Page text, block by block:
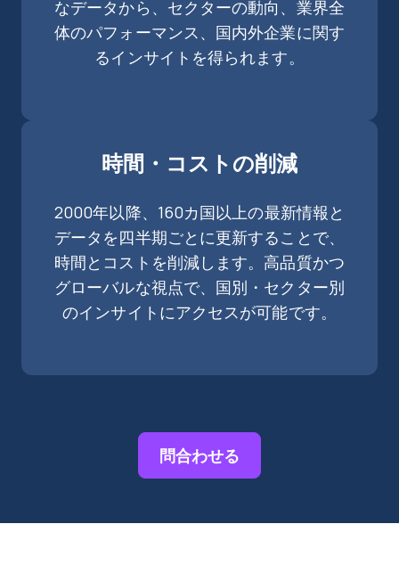
なデータから、セクターの動向、業界全
体のパフォーマンス、国内外企業に関す
るインサイトを得られます。
時間・コストの削減
2000年以降、160カ国以上の最新情報と
データを四半期ごとに更新することで、
時間とコストを削減します。高品質かつ
グローバルな視点で、国別・セクター別
のインサイトにアクセスが可能です。
問合わせる